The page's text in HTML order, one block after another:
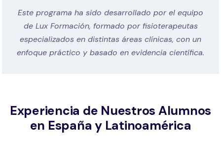
Este programa ha sido desarrollado por el equipo
de Lux Formación, formado por fisioterapeutas
especializados en distintas áreas clínicas, con un
enfoque práctico y basado en evidencia científica.
Experiencia de Nuestros Alumnos
en España y Latinoamérica